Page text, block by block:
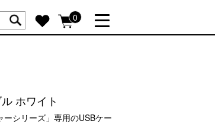
0
入っていません。
祝い
ホワイト
ーシリーズ」専用のUSBケー